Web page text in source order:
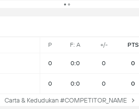
P F: A +/- PTS
0 0:0 0 0
0 0:0 0 0
Carta & Kedudukan #COMPETITOR_NAME